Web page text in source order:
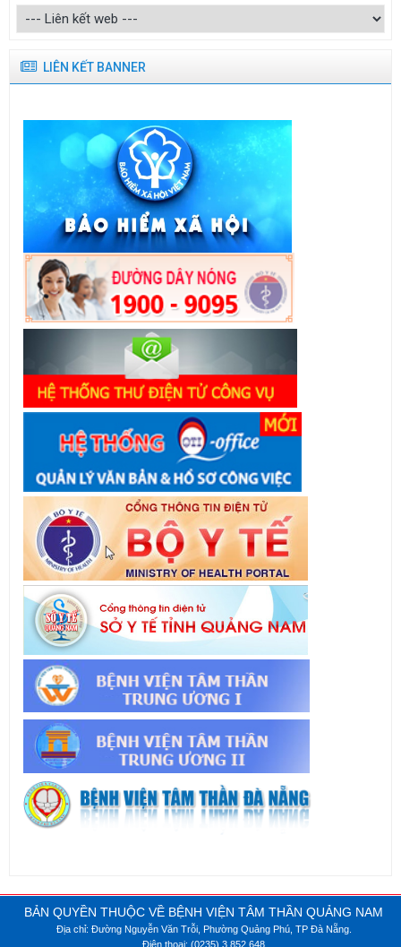
LIÊN KẾT BANNER
BẢN QUYỀN THUỘC VỀ BỆNH VIỆN TÂM THẦN QUẢNG NAM
Địa chỉ: Đường Nguyễn Văn Trỗi, Phường Quảng Phú, TP Đà Nẵng.
Điện thoại: (0235).3.852.648